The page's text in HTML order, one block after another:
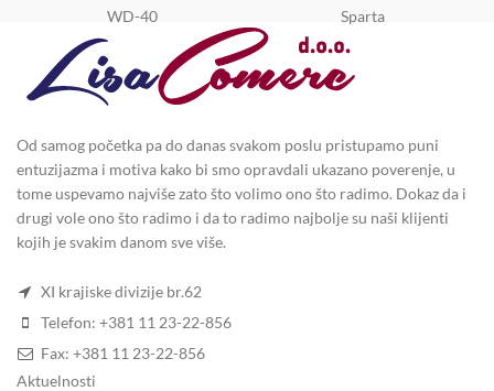
WD-40 Sparta
Od samog početka pa do danas svakom poslu pristupamo puni
entuzijazma i motiva kako bi smo opravdali ukazano poverenje, u
tome uspevamo najviše zato što volimo ono što radimo. Dokaz da i
drugi vole ono što radimo i da to radimo najbolje su naši klijenti
kojih je svakim danom sve više.
XI krajiske divizije br.62
Telefon: +381 11 23-22-856
Fax: +381 11 23-22-856
Aktuelnosti